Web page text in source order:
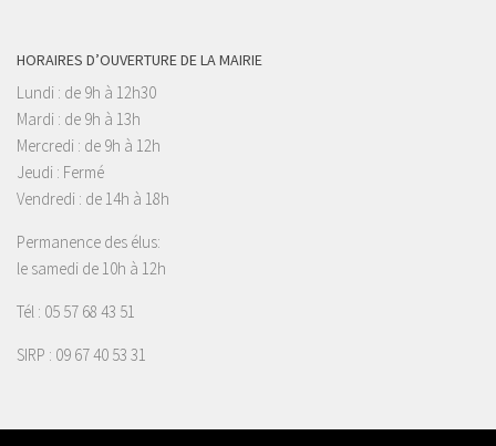
HORAIRES D’OUVERTURE DE LA MAIRIE
Lundi : de 9h à 12h30
Mardi : de 9h à 13h
Mercredi : de 9h à 12h
Jeudi : Fermé
Vendredi : de 14h à 18h
Permanence des élus:
le samedi de 10h à 12h
Tél : 05 57 68 43 51
SIRP : 09 67 40 53 31